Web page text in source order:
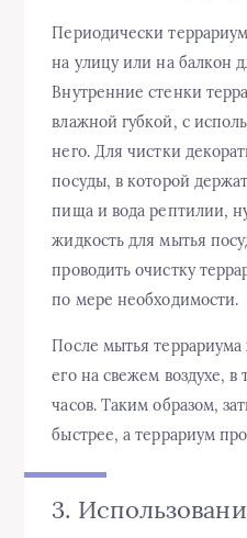
Периодически
на улицу или на балкон
Внутренние стенки
влажной губкой, с
него. Для чистки
посуды, в которой
пища и вода рептилии,
жидкость для мытья
проводить очистку
по мере необходимости.
После мытья
его на свежем воздухе, в
часов. Таким образом,
быстрее, а террариум
3.